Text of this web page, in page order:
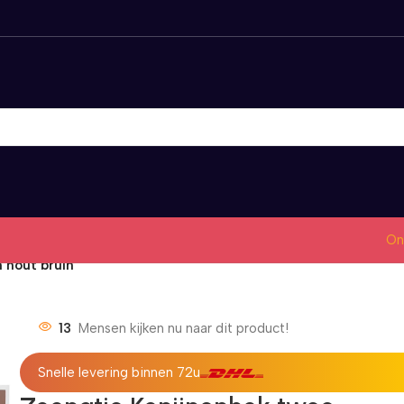
hout bruin
13 Mensen kijken nu naar dit product!
Snelle levering binnen 72u